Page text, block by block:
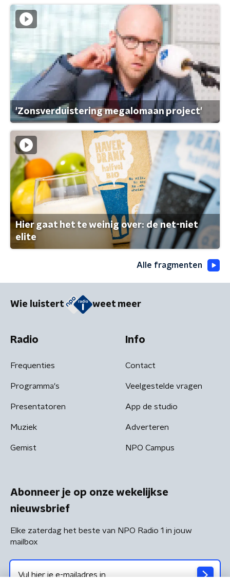
'Zonsverduistering megalomaan project'
Hier gaat het te weinig over: de net-niet
elite
Alle fragmenten
Wie luistert weet meer
Radio
Frequenties
Programma's
Presentatoren
Muziek
Gemist
Info
Contact
Veelgestelde vragen
App de studio
Adverteren
NPO Campus
Abonneer je op onze wekelijkse
nieuwsbrief
Elke zaterdag het beste van NPO Radio 1 in jouw
mailbox